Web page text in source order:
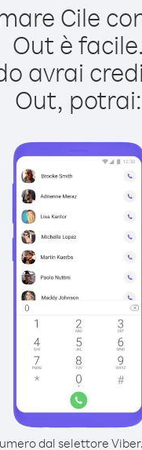
Cile
Out è facile.
avrai
Out, potrai:
dal selettore Viber.